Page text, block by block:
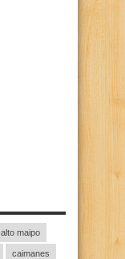
alto maipo
caimanes